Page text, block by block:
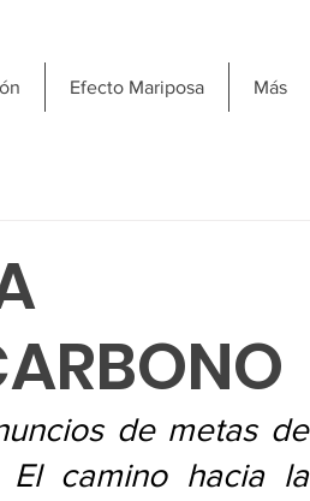
Efecto Mariposa Más
de metas de
El camino hacia la